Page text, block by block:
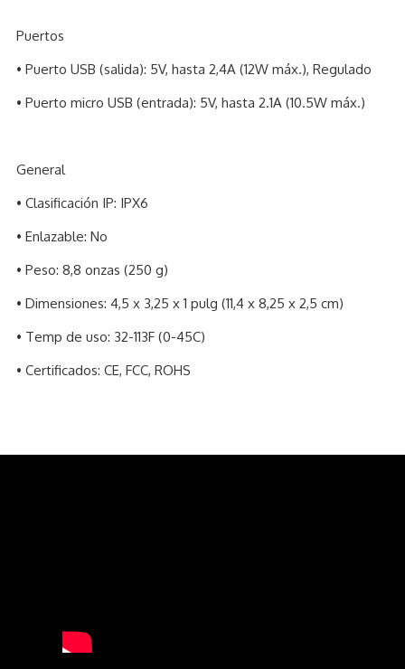
Puertos
• Puerto USB (salida): 5V, hasta 2,4A (12W máx.), Regulado
• Puerto micro USB (entrada): 5V, hasta 2.1A (10.5W máx.)
General
• Clasificación IP: IPX6
• Enlazable: No
• Peso: 8,8 onzas (250 g)
• Dimensiones: 4,5 x 3,25 x 1 pulg (11,4 x 8,25 x 2,5 cm)
• Temp de uso: 32-113F (0-45C)
• Certificados: CE, FCC, ROHS